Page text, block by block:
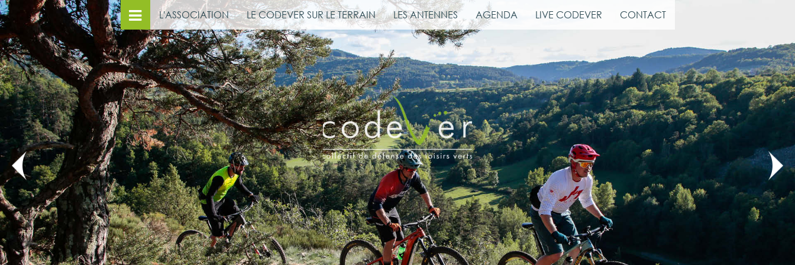
L'ASSOCIATION LE CODEVER SUR LE TERRAIN LES ANTENNES AGENDA LIVE CODEVER CONTACT